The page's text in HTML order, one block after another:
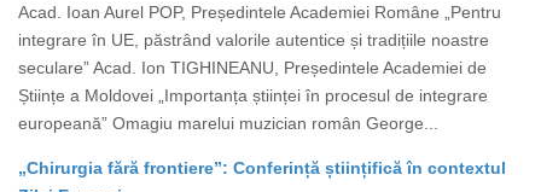
Acad. Ioan Aurel POP, Președintele Academiei Române „Pentru
integrare în UE, păstrând valorile autentice și tradițiile noastre
seculare” Acad. Ion TIGHINEANU, Președintele Academiei de
Științe a Moldovei „Importanța științei în procesul de integrare
europeană” Omagiu marelui muzician român George...
„Chirurgia fără frontiere”: Conferință științifică în contextul